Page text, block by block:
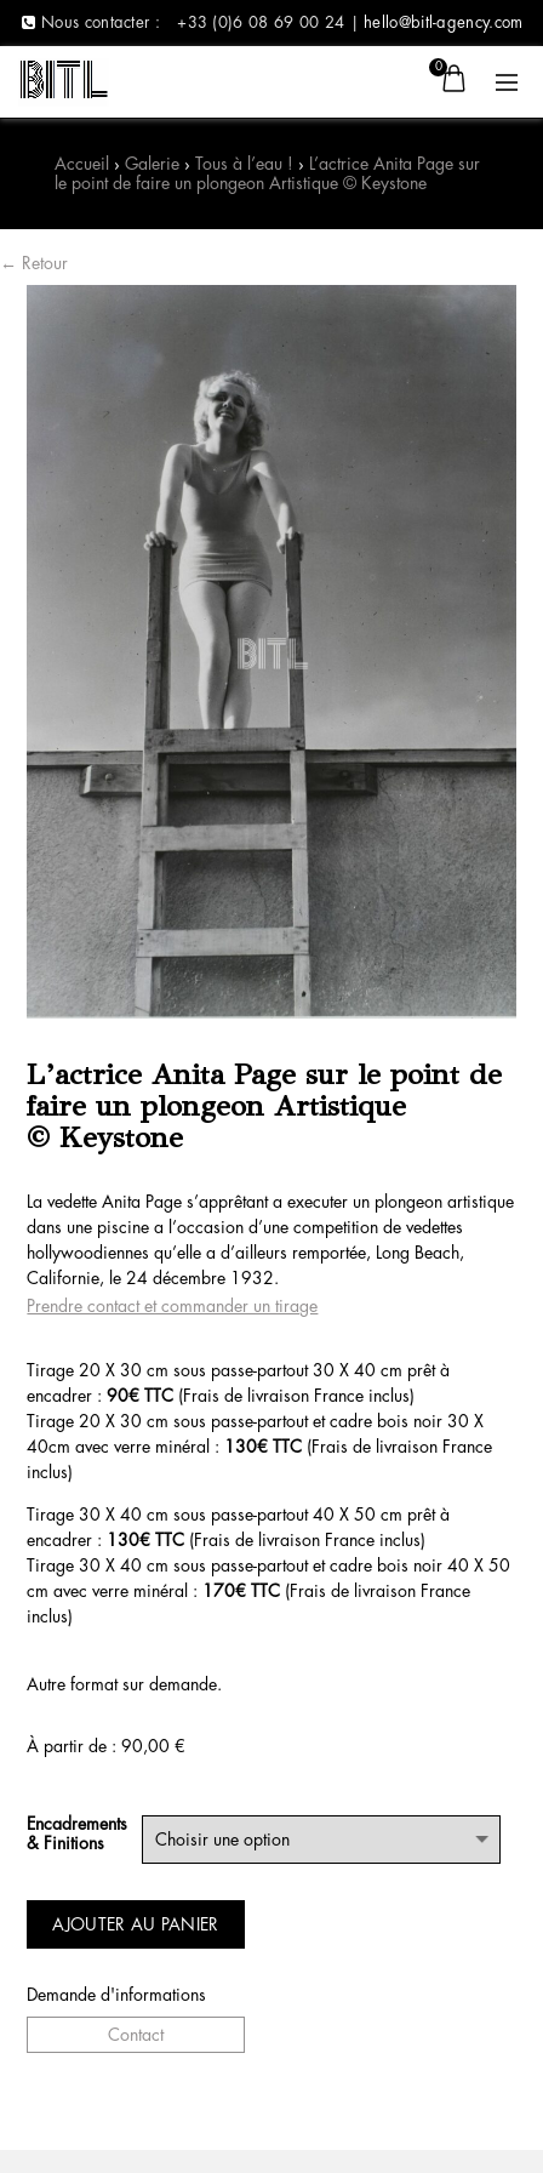
Nous contacter : +33 (0)6 08 69 00 24 | hello@bitl-agency.com
0
Accueil › Galerie› Tous à l’eau ! ›
L’actrice Anita Page sur
le point de faire un plongeon Artistique © Keystone
← Retour
L’actrice Anita Page sur le point de
faire un plongeon Artistique
© Keystone
La vedette Anita Page s’apprêtant a executer un plongeon artistique
dans une piscine a l’occasion d’une competition de vedettes
hollywoodiennes qu’elle a d’ailleurs remportée, Long Beach,
Californie, le 24 décembre 1932.
Prendre contact et commander un tirage
Tirage 20 X 30 cm sous passe-partout 30 X 40 cm prêt à
encadrer :90€ TTC (Frais de livraison France inclus)
Tirage 20 X 30 cm sous passe-partout et cadre bois noir 30 X
40cm avec verre minéral : 130€ TTC (Frais de livraison France
inclus)
Tirage 30 X 40 cm sous passe-partout 40 X 50 cm prêt à
encadrer : 130€ TTC (Frais de livraison France inclus)
Tirage 30 X 40 cm sous passe-partout et cadre bois noir 40 X 50
cm avec verre minéral : 170€ TTC (Frais de livraison France
inclus)
Autre format sur demande.
À partir de :90,00€
Encadrements
& Finitions
AJOUTER AU PANIER
Demande d'informations
Contact